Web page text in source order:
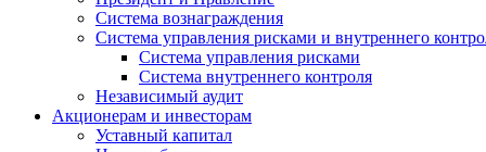
Система вознаграждения
Система управления рисками и внутреннего
Система управления рисками
Система внутреннего контроля
Независимый аудит
Акционерам и инвесторам
Уставный капитал